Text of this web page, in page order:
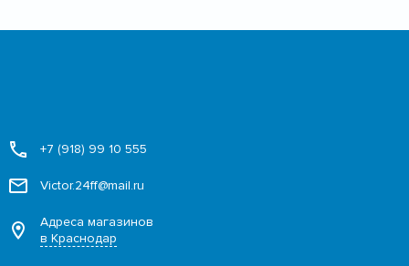
+7 (918) 99 10 555
Victor.24ff@mail.ru
Адреса магазинов
в Краснодар